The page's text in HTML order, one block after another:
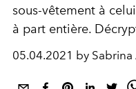
sous-vêtement à
à part entière.
05.04.2021 by Sabrina